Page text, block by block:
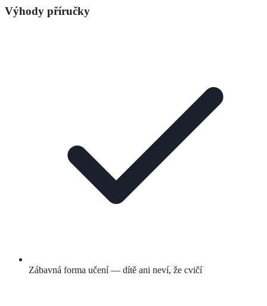
Výhody příručky
Zábavná forma učení — dítě ani neví, že cvičí